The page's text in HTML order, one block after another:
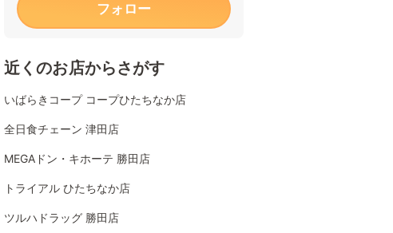
フォロー
近くのお店からさがす
いばらきコープ コープひたちなか店
全日食チェーン 津田店
MEGAドン・キホーテ 勝田店
トライアル ひたちなか店
ツルハドラッグ 勝田店